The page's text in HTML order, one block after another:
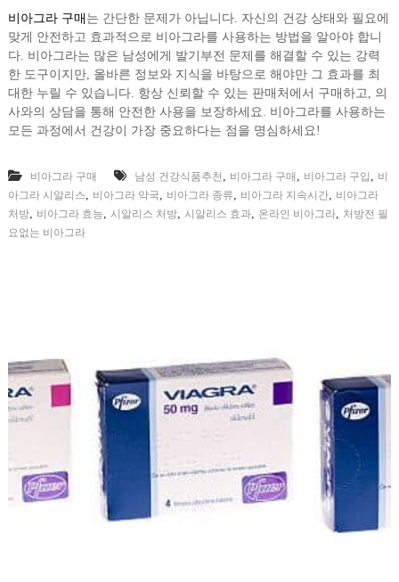
비아그라 구매 는 간단한 문제가 아닙니다. 자신의 건강 상태와 필요에
맞게 안전하고 효과적으로 비아그라를 사용하는 방법을 알아야 합니
다. 비아그라는 많은 남성에게 발기부전 문제를 해결할 수 있는 강력
한 도구이지만, 올바른 정보와 지식을 바탕으로 해야만 그 효과를 최
대한 누릴 수 있습니다. 항상 신뢰할 수 있는 판매처에서 구매하고, 의
사와의 상담을 통해 안전한 사용을 보장하세요. 비아그라를 사용하는
모든 과정에서 건강이 가장 중요하다는 점을 명심하세요!
비아그라 구매 남성 건강식품추천 비아그라 구매 비아그라 구입
비
아그라 시알리스
비아그라 약국 비아그라 종류 비아그라 지속시간,
비아그라
처방, 비아그라 효능 시알리스 처방, 시알리스 효과, 온라인 비아그라,
처방전 필
요없는 비아그라